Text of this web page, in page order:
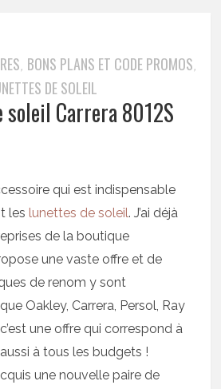
, BONS PLANS ET CODE PROMOS,
DE SOLEIL
soleil Carrera 8012S
qui est indispensable
les lunettes de soleil. J’ai déjà
de la boutique
une vaste offre et de
de renom y sont
Oakley, Carrera, Persol, Ray
une offre qui correspond à
à tous les budgets !
une nouvelle paire de